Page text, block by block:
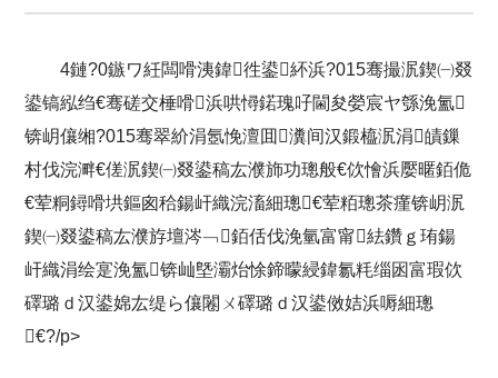
4鏈?0鏃ワ紝闆嗗洟鍏徃鍙紑浜?015骞撮泦鍥㈠叕
鍙镐紭绉€骞磋交棰嗗浜哄憳鍩瑰吇閫夋嫈宸ヤ綔浼氳
锛岄儴缃?015骞翠紒涓氬悗澶囬瀵间汉鍛橀泦涓皟鏁
村伐浣溿€傞泦鍥㈠叕鍙稿厷濮斾功璁般€佽懀浜嬮暱銆佹
€荤粡鐞嗗垬鏂囪秴鍚屽織浣滀細璁€荤粨璁茶瘽锛岄泦
鍥㈠叕鍙稿厷濮斿壇涔﹁銆佸伐浼氫富甯紶鑽ｇ珛鍚
屽織涓绘寔浼氳锛屾墍灞炲悇鍗曚綅鍏氱粍缁囦富瑕佽
礋璐ｄ汉鍙婂厷缇ら儴闂ㄨ礋璐ｄ汉鍙傚姞浜嗕細璁
€?/p>